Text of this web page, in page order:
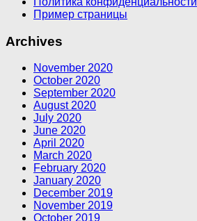
Пример страницы
Archives
November 2020
October 2020
September 2020
August 2020
July 2020
June 2020
April 2020
March 2020
February 2020
January 2020
December 2019
November 2019
October 2019